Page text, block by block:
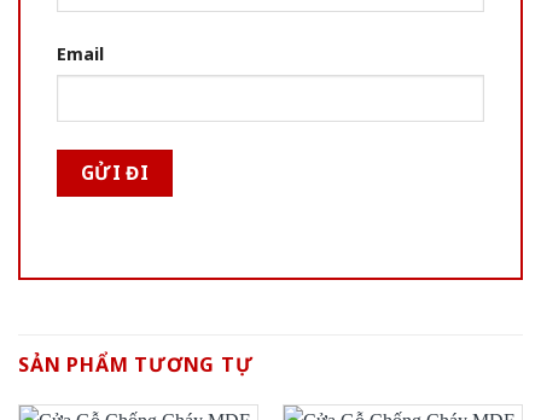
Email
SẢN PHẨM TƯƠNG TỰ